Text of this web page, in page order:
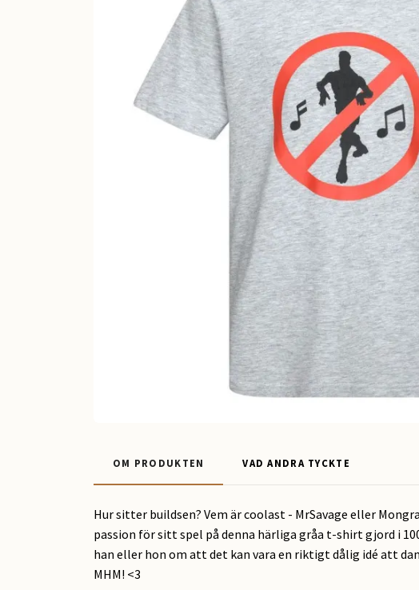
OM PRODUKTEN VAD ANDRA TYCKTE
Hur sitter buildsen? Vem är coolast - MrSavage eller
passion för sitt spel på denna härliga gråa t-shirt gjord i
han eller hon om att det kan vara en riktigt dålig idé att
MHM! <3